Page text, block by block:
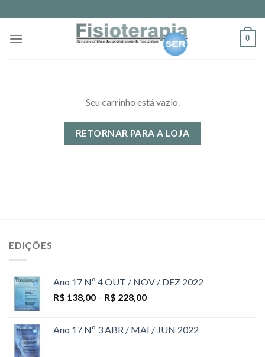
to
content
0
Seu carrinho está vazio.
RETORNAR PARA A LOJA
EDIÇÕES
Ano 17 Nº 4 OUT / NOV / DEZ 2022
R$ 138,00 – R$ 228,00
Ano 17 Nº 3 ABR / MAI / JUN 2022